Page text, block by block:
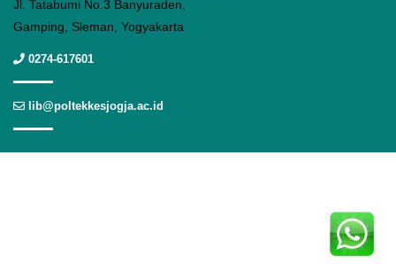
Jl. Tatabumi No.3 Banyuraden,
Gamping, Sleman, Yogyakarta
0274-617601
lib@poltekkesjogja.ac.id